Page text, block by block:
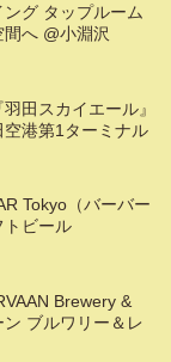
グ タップルーム
へ @小淵沢
田スカイエール』
港第1ターミナル
Tokyo（バーバー
トビール
Brewery &
ブルワリー＆レ